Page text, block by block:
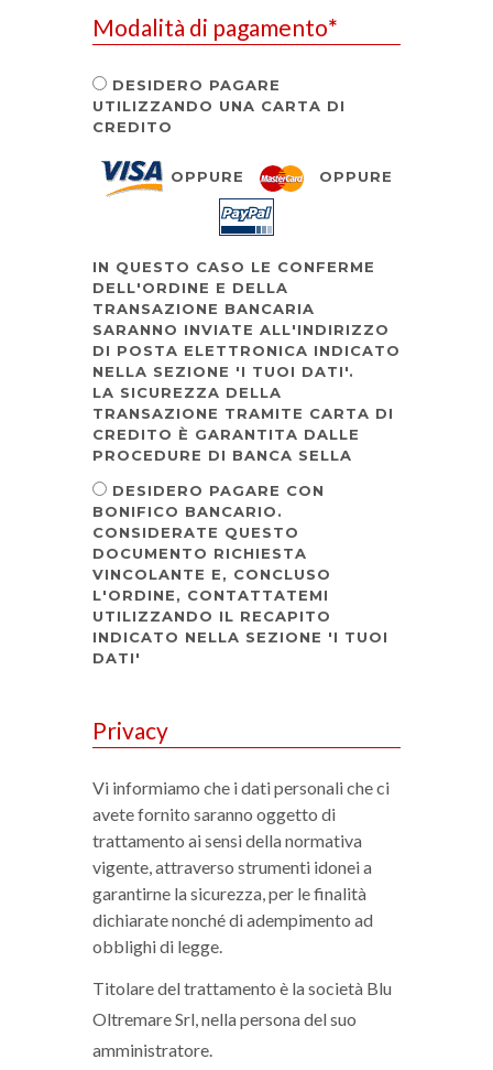
Modalità di pagamento*
DESIDERO PAGARE
UTILIZZANDO UNA CARTA DI
CREDITO
OPPURE
IN QUESTO CASO LE CONFERME
DELL'ORDINE E DELLA
TRANSAZIONE BANCARIA
SARANNO INVIATE ALL'INDIRIZZO
DI POSTA ELETTRONICA INDICATO
NELLA SEZIONE 'I TUOI DATI'.
LA SICUREZZA DELLA
TRANSAZIONE TRAMITE CARTA DI
CREDITO È GARANTITA DALLE
PROCEDURE DI BANCA SELLA
DESIDERO PAGARE CON
BONIFICO BANCARIO.
CONSIDERATE QUESTO
DOCUMENTO RICHIESTA
VINCOLANTE E, CONCLUSO
L'ORDINE, CONTATTATEMI
UTILIZZANDO IL RECAPITO
INDICATO NELLA SEZIONE 'I TUOI
DATI'
Privacy
Vi informiamo che i dati personali che ci
avete fornito saranno oggetto di
trattamento ai sensi della normativa
vigente, attraverso strumenti idonei a
garantirne la sicurezza, per le finalità
dichiarate nonché di adempimento ad
obblighi di legge.
Titolare del trattamento è la società Blu
Oltremare Srl, nella persona del suo
amministratore.